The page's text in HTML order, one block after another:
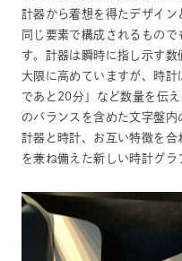
計器から着想を得たデザイン
同じ要素で構成されるもの
す。計器は瞬時に指し示す
大限に高めていますが、時
であと20分」など数量を伝
のバランスを含めた文字盤内
計器と時計、お互い特徴を
を兼ね備えた新しい時計グラ